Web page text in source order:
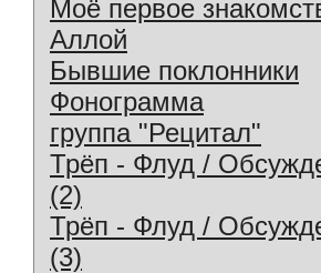
Моё первое
Аллой
Бывшие поклонники
Фонограмма
группа "Рецитал"
Трёп - Флуд /
(2)
Трёп - Флуд /
(3)